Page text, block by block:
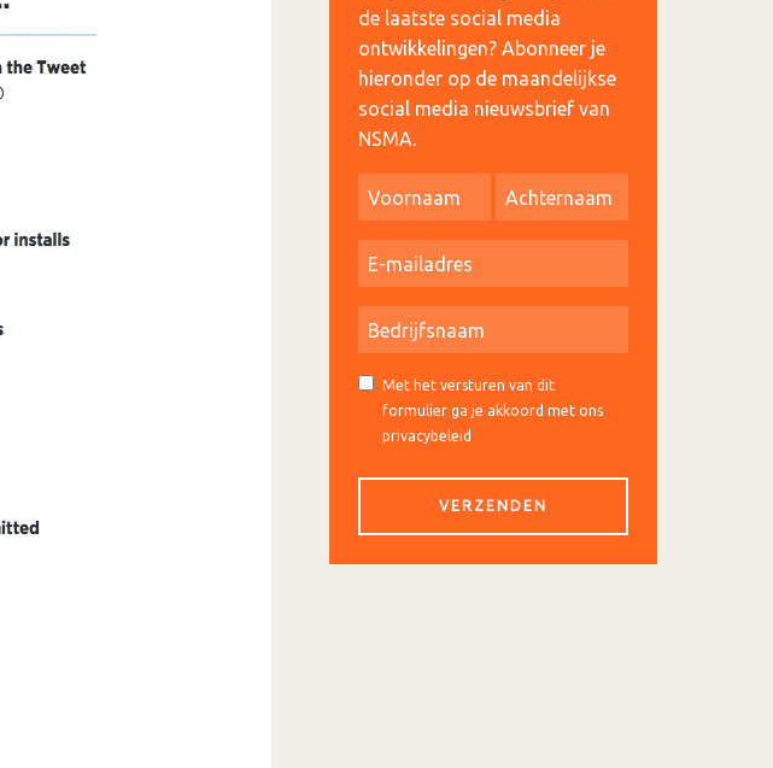
de laatste social media
ontwikkelingen? Abonneer je
hieronder op de maandelijkse
social media nieuwsbrief van
NSMA.
Met het versturen van dit
formulier ga je akkoord met ons
privacybeleid